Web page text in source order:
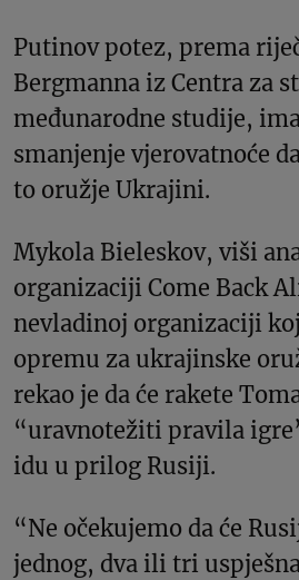
Putinov potez, prema
Bergmanna iz Centra za
međunarodne studije,
smanjenje vjerovatnoće
to oružje Ukrajini.
Mykola Bieleskov, viši
organizaciji Come Back
nevladinoj organizaciji
opremu za ukrajinske
rekao je da će rakete
“uravnotežiti pravila
idu u prilog Rusiji.
“Ne očekujemo da će
jednog, dva ili tri